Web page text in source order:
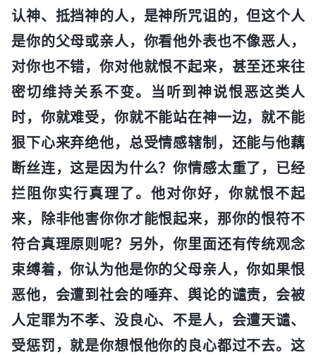
认神、抵挡神的人，是神所咒诅的，但这个人
是你的父母或亲人，你看他外表也不像恶人，
对你也不错，你对他就恨不起来，甚至还来往
密切维持关系不变。当听到神说恨恶这类人
时，你就难受，你就不能站在神一边，就不能
狠下心来弃绝他，总受情感辖制，还能与他藕
断丝连，这是因为什么？你情感太重了，已经
拦阻你实行真理了。他对你好，你就恨不起
来，除非他害你你才能恨起来，那你的恨符不
符合真理原则呢？另外，你里面还有传统观念
束缚着，你认为他是你的父母亲人，你如果恨
恶他，会遭到社会的唾弃、舆论的谴责，会被
人定罪为不孝、没良心、不是人，会遭天谴、
受惩罚，就是你想恨他你的良心都过不去。这